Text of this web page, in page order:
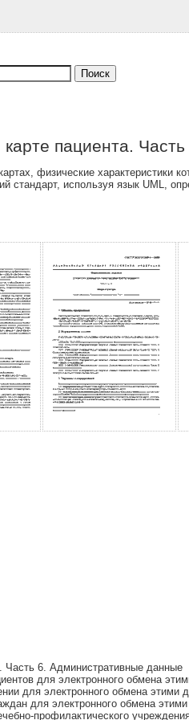
пациента.
физические характеристики
используя язык UML,
Часть 6. Административные данные
для электронного обмена
для электронного обмена
для электронного обмена
профилактического